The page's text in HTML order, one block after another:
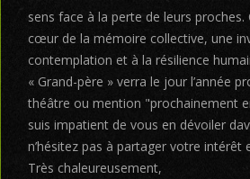
sens face à la perte de leurs proches.
cœur de la mémoire collective, une
contemplation et à la résilience
« Grand-père » verra le jour l’année
théâtre ou mention "prochainement
suis impatient de vous en dévoiler
n’hésitez pas à partager votre intérêt
Très chaleureusement,